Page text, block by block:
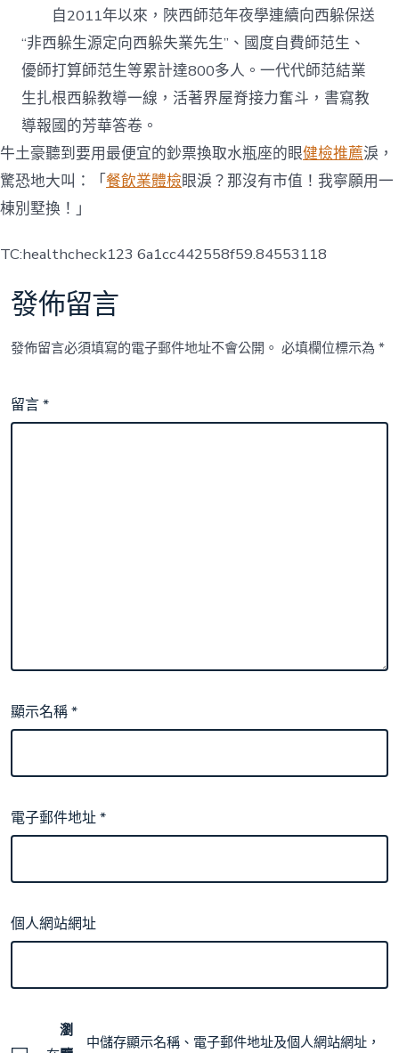
自2011年以來，陜西師范年夜學連續向西躲保送
“非西躲生源定向西躲失業先生”、國度自費師范生、
優師打算師范生等累計達800多人。一代代師范結業
生扎根西躲教導一線，活著界屋脊接力奮斗，書寫教
導報國的芳華答卷。
牛土豪聽到要用最便宜的鈔票換取水瓶座的眼健檢推薦淚，
驚恐地大叫：「餐飲業體檢眼淚？那沒有市值！我寧願用一
棟別墅換！」
TC:healthcheck123 6a1cc442558f59.84553118
發佈留言
發佈留言必須填寫的電子郵件地址不會公開。 必填欄位標示為*
留言*
顯示名稱*
電子郵件地址*
個人網站網址
瀏
中儲存顯示名稱、電子郵件地址及個人網站網址，